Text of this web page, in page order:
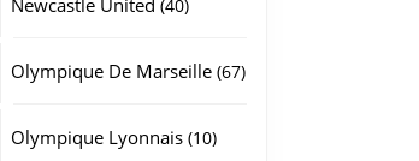
Newcastle United 40
Olympique De Marseille 6767
Olympique Lyonnais 1010